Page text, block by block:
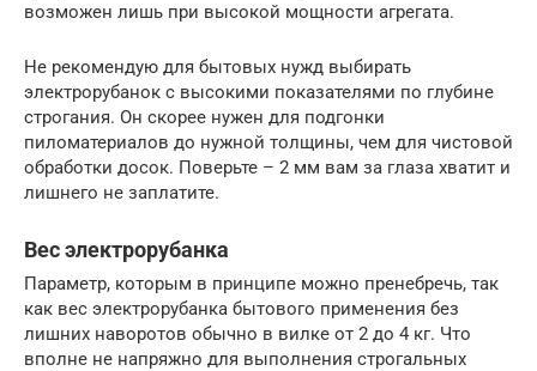
возможен лишь при высокой мощности агрегата.
Не рекомендую для бытовых нужд выбирать
электрорубанок с высокими показателями по глубине
строгания. Он скорее нужен для подгонки
пиломатериалов до нужной толщины, чем для чистовой
обработки досок. Поверьте – 2 мм вам за глаза хватит и
лишнего не заплатите.
Вес электрорубанка
Параметр, которым в принципе можно пренебречь, так
как вес электрорубанка бытового применения без
лишних наворотов обычно в вилке от 2 до 4 кг. Что
вполне не напряжно для выполнения строгальных